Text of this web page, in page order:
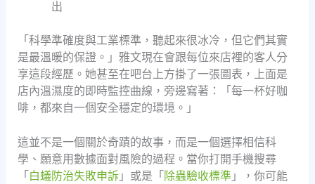
出
「科學準確度與工業標準，聽起來很冰冷，但它們其實
是最溫暖的保證。」雅文現在會跟每位來店裡的客人分
享這段經歷。她甚至在吧台上方掛了一張圖表，上面是
店內溫濕度的即時監控曲線，旁邊寫著：「每一杯好咖
啡，都來自一個安全穩定的環境。」
這並不是一個關於奇蹟的故事，而是一個選擇相信科
學、願意用數據面對風險的過程。當你打開手機搜尋
「 白蟻防治失敗申訴」或是「 除蟲驗收標準」，你可能